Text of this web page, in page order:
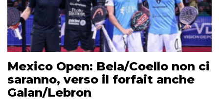
Mexico Open: Bela/Coello non ci
saranno, verso il forfait anche
Galan/Lebron